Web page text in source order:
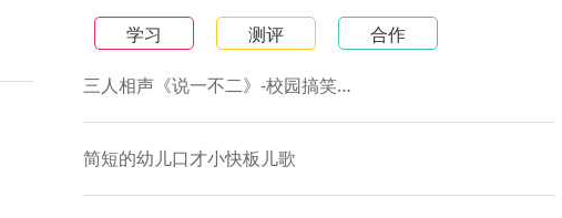
学习 测评 合作
三人相声《说一不二》-校园搞笑短剧本
简短的幼儿口才小快板儿歌